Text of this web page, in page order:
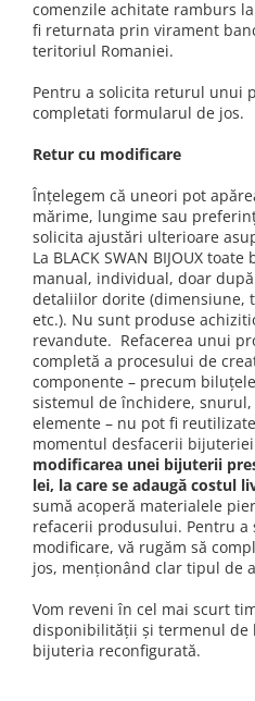
comenzile achitate ramburs
fi returnata prin virament
teritoriul Romaniei.
Pentru a solicita returul unui
completati formularul de jos.
Retur cu modificare
Înțelegem că uneori pot
mărime, lungime sau
solicita ajustări ulterioare
La BLACK SWAN BIJOUX
manual, individual, doar
detaliilor dorite (dimensiune,
etc.). Nu sunt produse
revandute. Refacerea unui
completă a procesului de
componente – precum
sistemul de închidere,
elemente – nu pot fi
momentul desfacerii
modificarea unei bijuterii
lei, la care se adaugă costul
sumă acoperă materialele
refacerii produsului. Pentru
modificare, vă rugăm să
jos, menționând clar tipul de
Vom reveni în cel mai scurt
disponibilității și termenul de
bijuteria reconfigurată.